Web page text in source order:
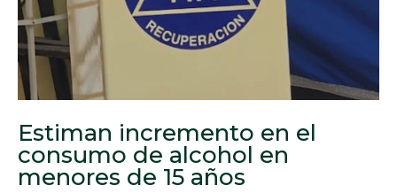
Estiman incremento en el
consumo de alcohol en
menores de 15 años